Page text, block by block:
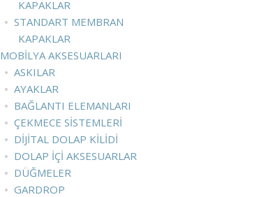
KAPAKLAR
STANDART MEMBRAN
KAPAKLAR
MOBILYA AKSESUARLARI
ASKILAR
AYAKLAR
BAĞLANTI ELEMANLARI
ÇEKMECE SISTEMLERI
DIJITAL DOLAP KILIDI
DOLAP İÇI AKSESUARLAR
DÜĞMELER
GARDROP